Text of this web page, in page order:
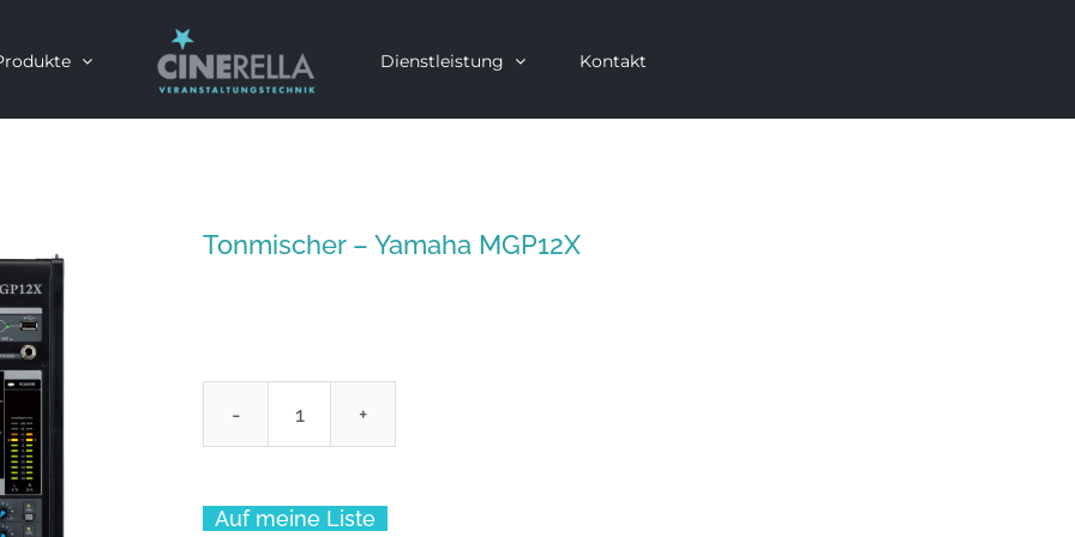
Dienstleistung Kontakt
Tonmischer – Yamaha MGP12X
Tonmischer
Yamaha
Auf meine Liste